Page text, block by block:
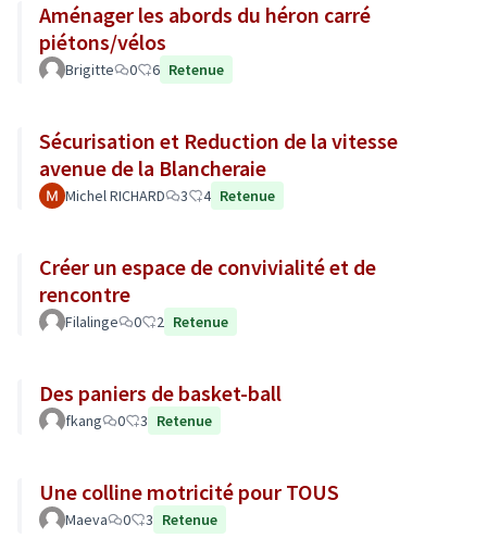
Aménager les abords du héron carré
piétons/vélos
Brigitte 0 6 Retenue
Sécurisation et Reduction de la vitesse
avenue de la Blancheraie
Michel RICHARD 3 4 Retenue
Créer un espace de convivialité et de
rencontre
Filalinge 0 2 Retenue
Des paniers de basket-ball
fkang 0 3 Retenue
Une colline motricité pour TOUS
Maeva 0 3 Retenue